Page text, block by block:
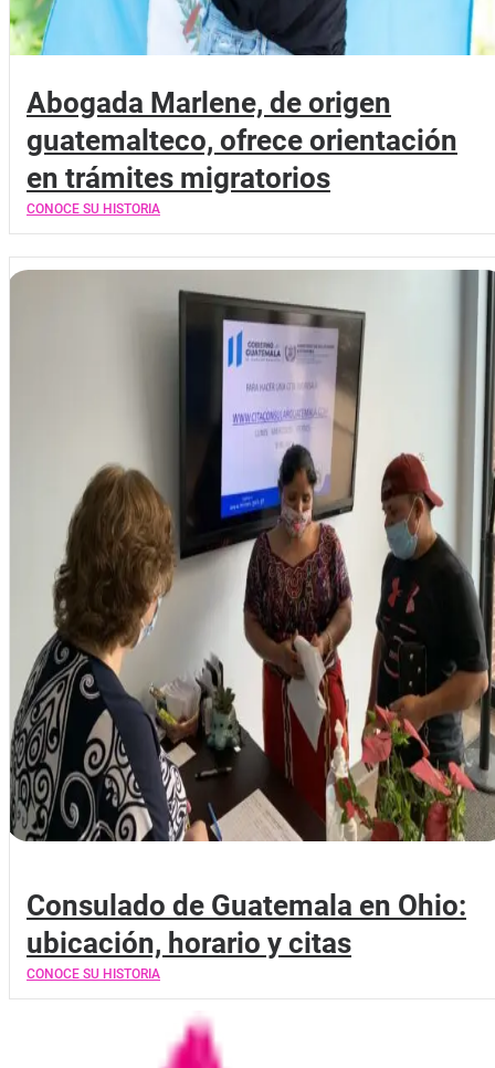
Abogada Marlene, de origen
guatemalteco, ofrece orientación
en trámites migratorios
CONOCE SU HISTORIA
Consulado de Guatemala en Ohio:
ubicación, horario y citas
CONOCE SU HISTORIA